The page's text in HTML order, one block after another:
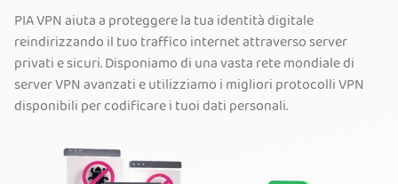
PIA VPN aiuta a proteggere la tua identità digitale
reindirizzando il tuo traffico internet attraverso server
privati e sicuri. Disponiamo di una vasta rete mondiale di
server VPN avanzati e utilizziamo i migliori protocolli VPN
disponibili per codificare i tuoi dati personali.